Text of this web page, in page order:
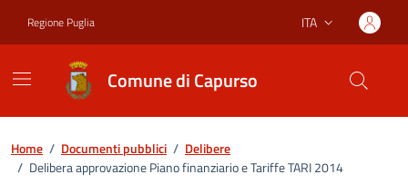
Regione Puglia Lingua attiva:
ITA
Comune di Capurso
Home / Documenti pubblici / Delibere
/ Delibera approvazione Piano finanziario e Tariffe TARI 2014